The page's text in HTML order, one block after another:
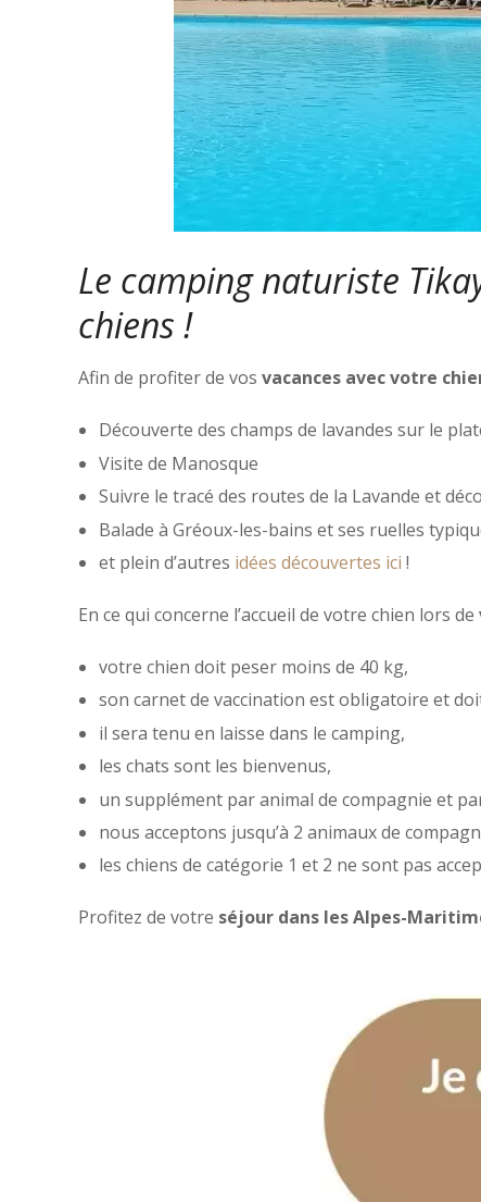
Le camping naturiste
chiens !
Afin de profiter de vos vacances avec votre
Découverte des champs de lavandes sur le
Visite de Manosque
Suivre le tracé des routes de la Lavande et
Balade à Gréoux-les-bains et ses ruelles
et plein d’autres idées découvertes ici !
En ce qui concerne l’accueil de votre chien lors de
votre chien doit peser moins de 40 kg,
son carnet de vaccination est obligatoire et
il sera tenu en laisse dans le camping,
les chats sont les bienvenus,
un supplément par animal de compagnie et
nous acceptons jusqu’à 2 animaux de
les chiens de catégorie 1 et 2 ne sont pas
Profitez de votre séjour dans les Alpes-